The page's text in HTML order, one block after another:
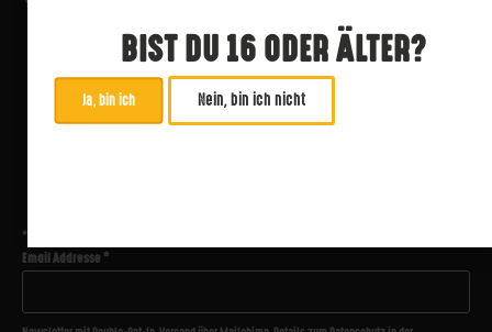
*
Email Addresse*
BIST DU 16 ODER ÄLTER?
Ja, bin ich Nein, bin ich nicht